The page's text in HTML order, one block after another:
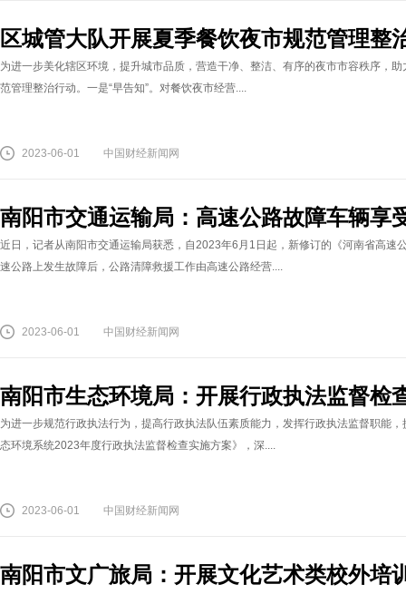
区城管大队开展夏季餐饮夜市规范管理整
为进一步美化辖区环境，提升城市品质，营造干净、整洁、有序的夜市市容秩序，
范管理整治行动。一是“早告知”。对餐饮夜市经营....
2023-06-01 中国财经新闻网
南阳市交通运输局：高速公路故障车辆享
近日，记者从南阳市交通运输局获悉，自2023年6月1日起，新修订的《河南省高速
速公路上发生故障后，公路清障救援工作由高速公路经营....
2023-06-01 中国财经新闻网
南阳市生态环境局：开展行政执法监督检
为进一步规范行政执法行为，提高行政执法队伍素质能力，发挥行政执法监督职能
态环境系统2023年度行政执法监督检查实施方案》，深....
2023-06-01 中国财经新闻网
南阳市文广旅局：开展文化艺术类校外培